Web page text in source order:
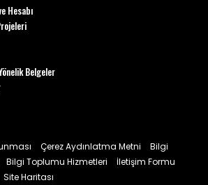
Hesabı
Belgeler
Çerez Aydınlatma Metni
Bilgi
Bilgi Toplumu Hizmetleri
İletişim Formu
Site Haritası